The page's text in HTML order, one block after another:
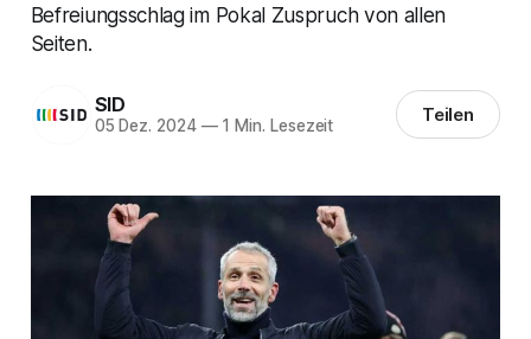
Befreiungsschlag im Pokal Zuspruch von allen
Seiten.
SID
05 Dez. 2024 —1 Min. Lesezeit Teilen